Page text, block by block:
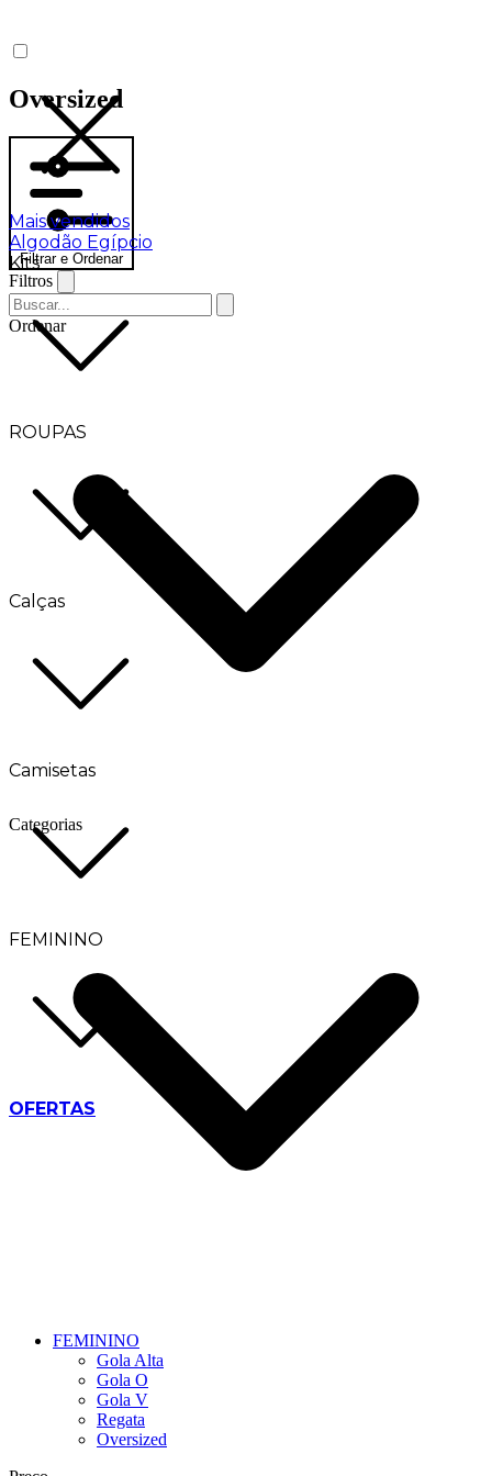
Mais vendidos
Algodão Egípcio
Kits
ROUPAS
Calças
Camisetas
FEMININO
OFERTAS
Oversized
Filtrar e Ordenar
Filtros
Ordenar
Categorias
FEMININO
Gola Alta
Gola O
Gola V
Regata
Oversized